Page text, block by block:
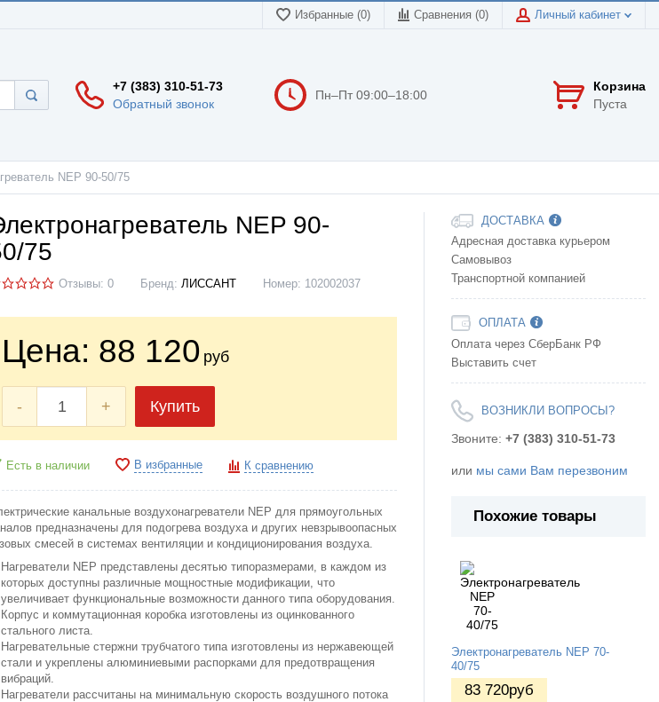
Избранные (0) Сравнения (0) Личный кабинет
+7 (383) 310-51-73
Обратный звонок
Пн–Пт 09:00–18:00
Корзина
Пуста
NEP 90-50/75
NEP 90-
75
Отзывы: 0 Бренд: ЛИССАНТ Номер: 102002037
Цена: 88 120 руб
- + Купить
Есть в наличии В избранные К сравнению
канальные воздухонагреватели NEР для прямоугольных
предназначены для подогрева воздуха и других невзрывоопасных
смесей в системах вентиляции и кондиционирования воздуха.
Нагреватели NEР представлены десятью типоразмерами, в каждом из
которых доступны различные мощностные модификации, что
увеличивает функциональные возможности данного типа оборудования.
Корпус и коммутационная коробка изготовлены из оцинкованного
стального листа.
Нагревательные стержни трубчатого типа изготовлены из нержавеющей
стали и укреплены алюминиевыми распорками для предотвращения
вибраций.
Нагреватели рассчитаны на минимальную скорость воздушного потока
ДОСТАВКА
Адресная доставка курьером
Самовывоз
Транспортной компанией
ОПЛАТА
Оплата через СберБанк РФ
Выставить счет
ВОЗНИКЛИ ВОПРОСЫ?
Звоните: +7 (383) 310-51-73
или мы сами Вам перезвоним
Похожие товары
Электронагреватель NEP 70-
40/75
83 720руб